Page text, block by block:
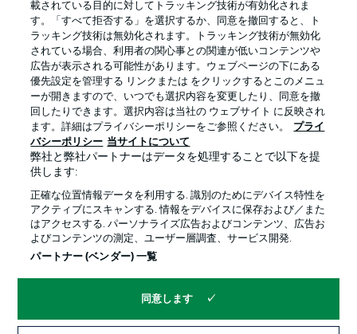
プライバシー・ポリシー 優先設定を管理する
利用条件 放送局
求人 選手
当サイトについて
© 2026 Bundesliga-Gruppe GmbH
言語をお選びください
載されている目的に対してトラッキング技術が有効化されま
す。「すべて拒否する」を選択するか、同意を撤回すると、ト
ラッキング技術は無効化されます。トラッキング技術が無効化
されている場合、利用者の関心事との関連が低いコンテンツや
広告が表示される可能性があります。ウェブページの下にある
優先設定を管理する リンクまたは をクリックするとこのメニュ
ーが開きますので、いつでも選択内容を変更したり、同意を撤
回したりできます。選択内容は当社の ウェブサイト に反映され
ます。詳細はプライバシーポリシーをご参照ください。
プライ
バシーポリシー 当サイトについて
弊社と弊社パートナーはデータを処理することで以下を提
供します:
正確な位置情報データを利用する. 識別のためにデバイス特性を
アクティブにスキャンする. 情報をデバイスに保存および／また
はアクセスする. パーソナライズ広告およびコンテンツ、広告お
よびコンテンツの測定、ユーザー層調査、サービス開発.
パートナー (ベンダー) 一覧
同意します